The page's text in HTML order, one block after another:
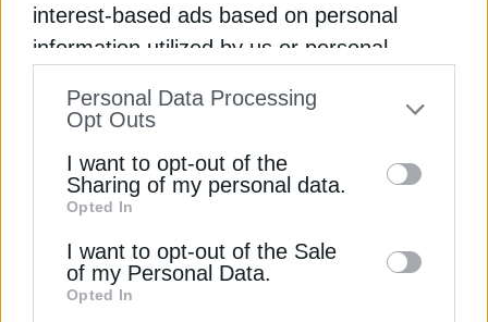
interest-based ads based on personal
information utilized by us or personal
to your opt-out. You may separately opt-out
information by third parties on the IAB’s list
of downstream participants. This
information may also be disclosed by us to
third parties on theIAB’s List of
Downstream Participants
Personal Data Processing
Opt Outs
I want to opt-out of the
Sharing of my personal data.
Opted In
I want to opt-out of the Sale
of my Personal Data.
Opted In
ΔΙΥΛΙΣΤΗΡΙΟ ΚΕΡΔΗ ΚΙΝΑ
ΔΕΊΤΕ ΕΠΊΣΗΣ